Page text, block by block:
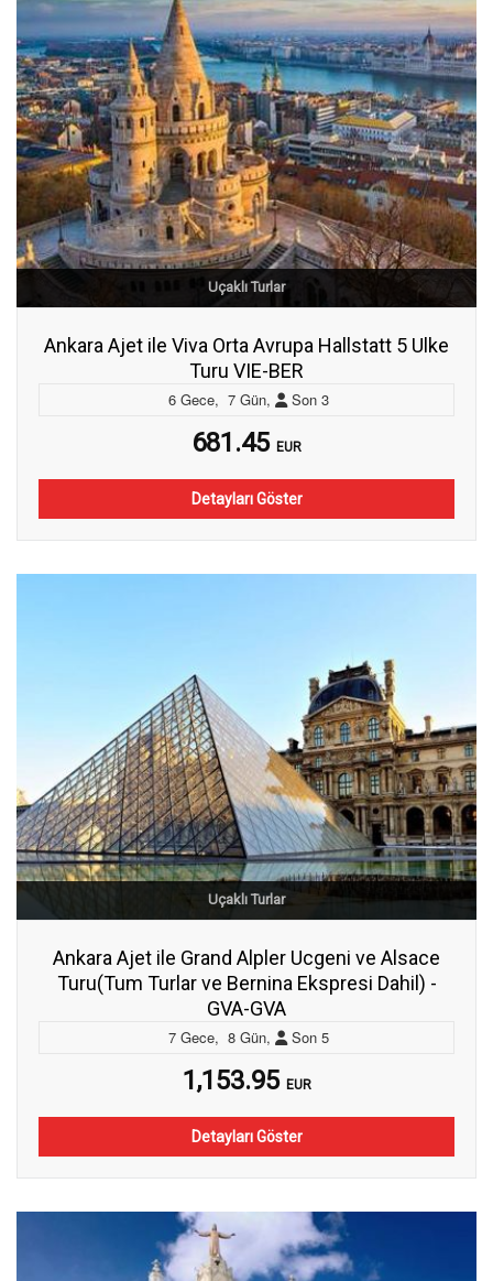
Uçaklı Turlar
Ankara Ajet ile Viva Orta Avrupa Hallstatt 5 Ulke
Turu VIE-BER
6 Gece, 7 Gün, Son 3
681.45 EUR
Detayları Göster
Uçaklı Turlar
Ankara Ajet ile Grand Alpler Ucgeni ve Alsace
Turu(Tum Turlar ve Bernina Ekspresi Dahil) -
GVA-GVA
7 Gece, 8 Gün, Son 5
1,153.95 EUR
Detayları Göster